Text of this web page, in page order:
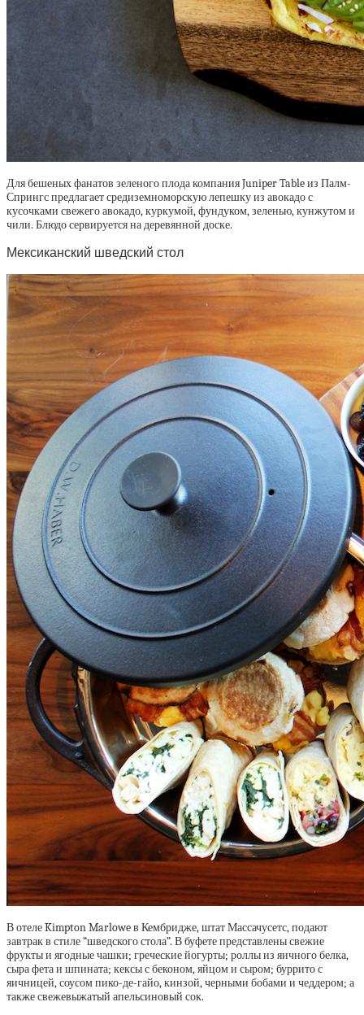
Для бешеных фанатов зеленого плода компания Juniper Table из Палм-
Спрингс предлагает средиземноморскую лепешку из авокадо с
кусочками свежего авокадо, куркумой, фундуком, зеленью, кунжутом и
чили. Блюдо сервируется на деревянной доске.
Мексиканский шведский стол
В отеле Kimpton Marlowe в Кембридже, штат Массачусетс, подают
завтрак в стиле “шведского стола”. В буфете представлены свежие
фрукты и ягодные чашки; греческие йогурты; роллы из яичного белка,
сыра фета и шпината; кексы с беконом, яйцом и сыром; буррито с
яичницей, соусом пико-де-гайо, кинзой, черными бобами и чеддером; а
также свежевыжатый апельсиновый сок.